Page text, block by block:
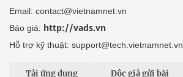
Email: contact@vietnamnet.vn
Báo giá: http://vads.vn
Hỗ trợ kỹ thuật: support@tech.vietnamnet.vn
Tải ứng dụng Độc giả gửi bài